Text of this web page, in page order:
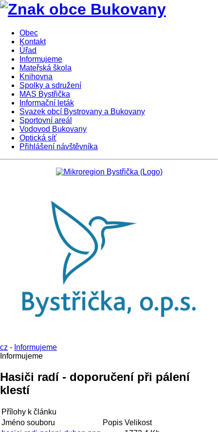
Obec
Kontakt
Úřad
Informujeme
Mateřská škola
Knihovna
Spolky a sdružení
MAS Bystřička
Informační leták
Svazek obcí Bystrovany a Bukovany
Sportovní areál
Vodovod Bukovany
Optická síť
Přihlášení návštěvníka
cz - Informujeme
Informujeme
Hasiči radí - doporučení při pálení
klestí
Přílohy k článku
Jméno souboru
Popis Velikost